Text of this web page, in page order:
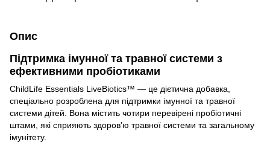
Опис
Підтримка імунної та травної системи з
ефективними пробіотиками
ChildLife Essentials LiveBiotics™ — це дієтична добавка,
спеціально розроблена для підтримки імунної та травної
системи дітей. Вона містить чотири перевірені пробіотичні
штами, які сприяють здоров’ю травної системи та загальному
імунітету.